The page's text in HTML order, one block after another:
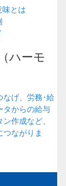
味とは
ハーモ
なげ、労務･給
タからの給与
作成など、
ながりま